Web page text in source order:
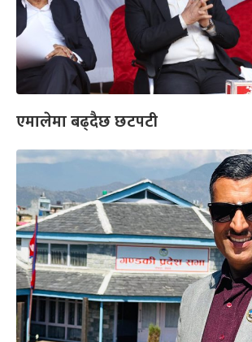
एमालेमा बढ्दैछ छटपटी